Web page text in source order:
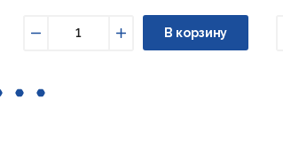
Увеличить
В корзину